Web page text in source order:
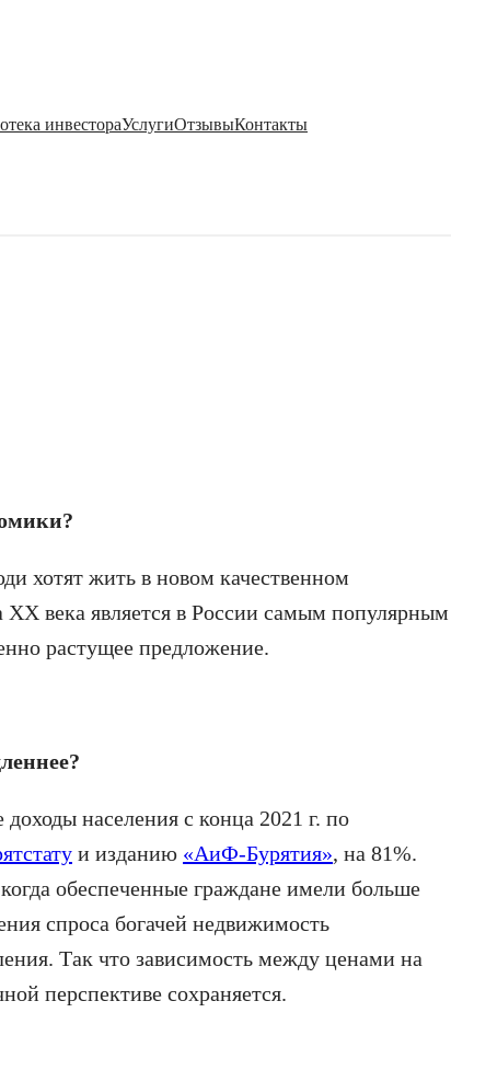
инвестораУслугиОтзывыКонтакты
хотят жить в новом качественном
века является в России самым популярным
растущее предложение.
населения с конца 2021 г. по
и изданию «АиФ-Бурятия», на 81%.
обеспеченные граждане имели больше
спроса богачей недвижимость
Так что зависимость между ценами на
перспективе сохраняется.